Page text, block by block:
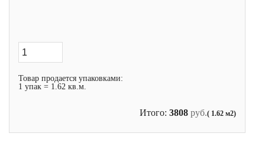
Товар продается упаковками:
1 упак = 1.62 кв.м.
Итого: 3808 руб.( 1.62 м2)